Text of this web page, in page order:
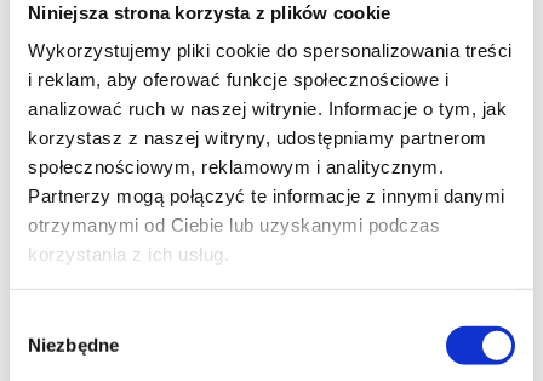
Niniejsza strona korzysta z plików cookie
Wykorzystujemy pliki cookie do spersonalizowania treści
i reklam, aby oferować funkcje społecznościowe i
analizować ruch w naszej witrynie. Informacje o tym, jak
korzystasz z naszej witryny, udostępniamy partnerom
społecznościowym, reklamowym i analitycznym.
Partnerzy mogą połączyć te informacje z innymi danymi
otrzymanymi od Ciebie lub uzyskanymi podczas
korzystania z ich usług.
zgody
Niezbędne
zdecydowanie wpłynęło na postrzeganie wartości
testera oprogramowania w organizacji.Testowanie
może być więc zawodem na całe życie!
Praca na tym stanowisku może być także dobra
bazą, aby doskonalić swoje kompetencje w kierunku
pracy inżyniera zapewnienia jakości (QA Engineer),
czy analityka.
Zaczynając jako tester manualny możesz rozwijać się
w kierunku automatyzacji testów lub kontynuować
karierę testera manualnego i wraz ze zdobywanym
doświadczeniem awansować –
od stanowiska